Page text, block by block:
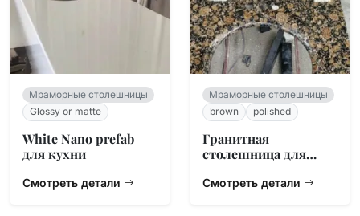
Мраморные столешницы
Glossy or matte
White Nano prefab
для кухни
Смотреть детали
Мраморные столешницы
brown
polished
Гранитная
столешница для
Смотреть детали